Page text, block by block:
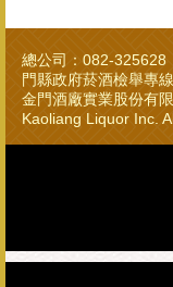
總公司：082-
門縣政府菸酒檢舉專
金門酒廠實業股份有
Kaoliang Liquor Inc.